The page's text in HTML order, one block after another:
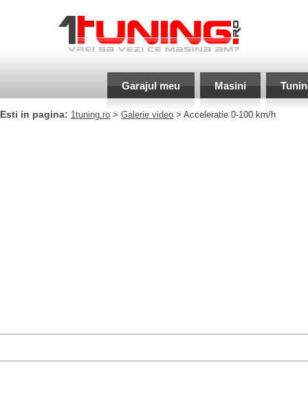
Garajul meu Masini
Esti in pagina: 1tuning.ro > Galerie video > Acceleratie 0-100 km/h